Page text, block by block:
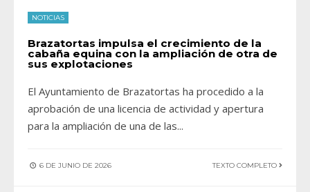
NOTICIAS
Brazatortas impulsa el crecimiento de la
cabaña equina con la ampliación de otra de
sus explotaciones
El Ayuntamiento de Brazatortas ha procedido a la
aprobación de una licencia de actividad y apertura
para la ampliación de una de las...
6 DE JUNIO DE 2026 TEXTO COMPLETO